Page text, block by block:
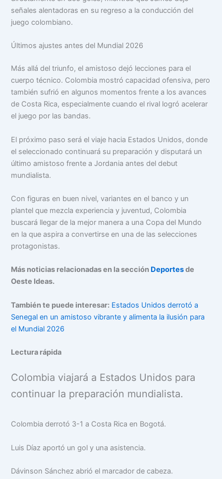
señales alentadoras en su regreso a la conducción del
juego colombiano.
Últimos ajustes antes del Mundial 2026
Más allá del triunfo, el amistoso dejó lecciones para el
cuerpo técnico. Colombia mostró capacidad ofensiva, pero
también sufrió en algunos momentos frente a los avances
de Costa Rica, especialmente cuando el rival logró acelerar
el juego por las bandas.
El próximo paso será el viaje hacia Estados Unidos, donde
el seleccionado continuará su preparación y disputará un
último amistoso frente a Jordania antes del debut
mundialista.
Con figuras en buen nivel, variantes en el banco y un
plantel que mezcla experiencia y juventud, Colombia
buscará llegar de la mejor manera a una Copa del Mundo
en la que aspira a convertirse en una de las selecciones
protagonistas.
Más noticias relacionadas en la sección Deportesde
Oeste Ideas.
También te puede interesar: Estados Unidos derrotó a
Senegal en un amistoso vibrante y alimenta la ilusión para
el Mundial 2026
Lectura rápida
Colombia viajará a Estados Unidos para
continuar la preparación mundialista.
Colombia derrotó 3-1 a Costa Rica en Bogotá.
Luis Díaz aportó un gol y una asistencia.
Dávinson Sánchez abrió el marcador de cabeza.